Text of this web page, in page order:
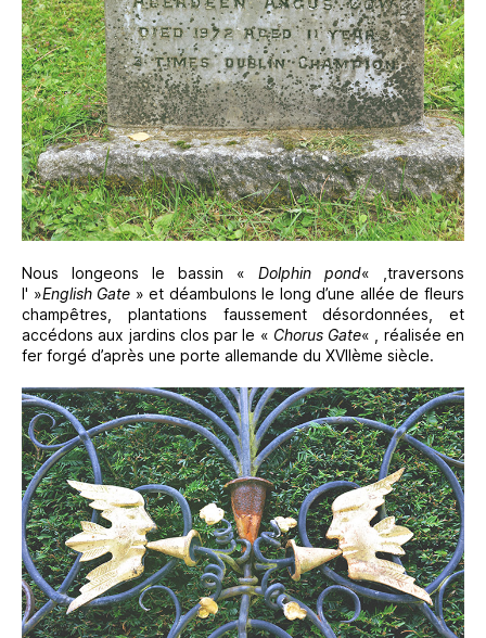
Nous longeons le bassin « Dolphin pond« ,traversons
l' »English Gate » et déambulons le long d’une allée de fleurs
champêtres, plantations faussement désordonnées, et
accédons aux jardins clos par le « Chorus Gate« , réalisée en
fer forgé d’après une porte allemande du XVIIème siècle.